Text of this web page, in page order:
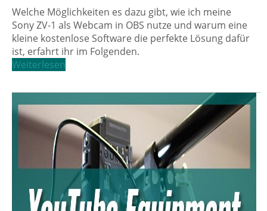
Welche Möglichkeiten es dazu gibt, wie ich meine
Sony ZV-1 als Webcam in OBS nutze und warum eine
kleine kostenlose Software die perfekte Lösung dafür
ist, erfahrt ihr im Folgenden.
Weiterlesen